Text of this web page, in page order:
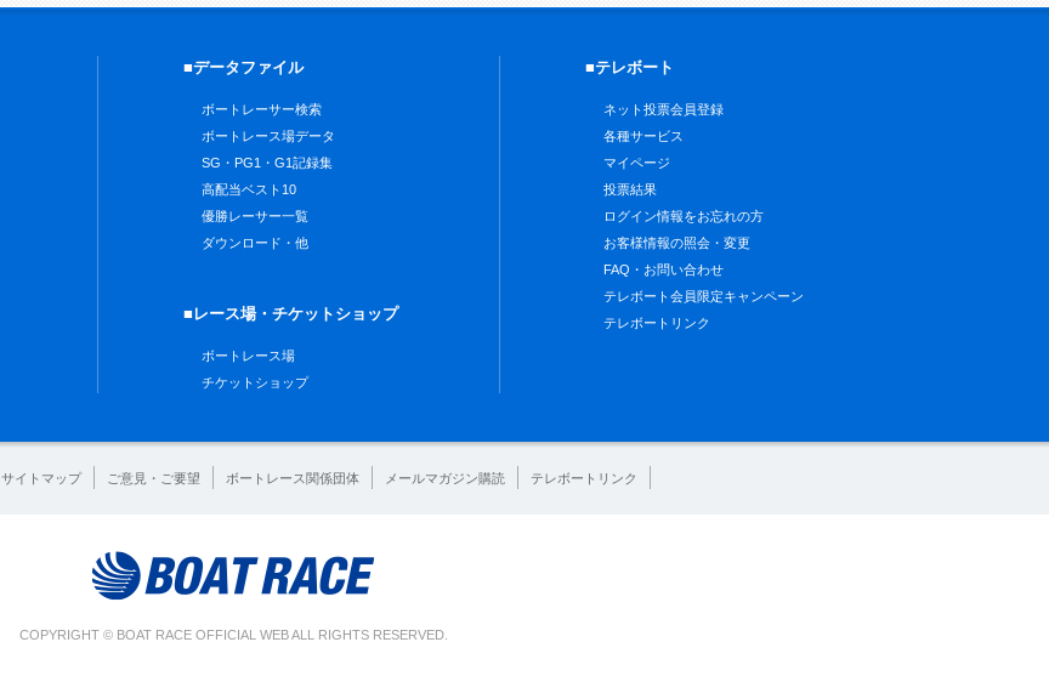
■データファイル
ボートレーサー検索
ボートレース場データ
SG・PG1・G1記録集
高配当ベスト10
優勝レーサー一覧
ダウンロード・他
■レース場・チケットショップ
ボートレース場
チケットショップ
■テレボート
ネット投票会員登録
各種サービス
マイページ
投票結果
ログイン情報をお忘れの方
お客様情報の照会・変更
FAQ・お問い合わせ
テレボート会員限定キャンペーン
テレボートリンク
サイトマップ ご意見・ご要望 ボートレース関係団体 メールマガジン購読 テレボートリンク
COPYRIGHT © BOAT RACE OFFICIAL WEB ALL RIGHTS RESERVED.